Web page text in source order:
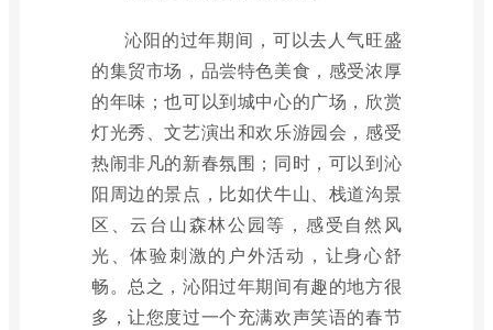
沁阳的过年期间，可以去人气旺盛
的集贸市场，品尝特色美食，感受浓厚
的年味；也可以到城中心的广场，欣赏
灯光秀、文艺演出和欢乐游园会，感受
热闹非凡的新春氛围；同时，可以到沁
阳周边的景点，比如伏牛山、栈道沟景
区、云台山森林公园等，感受自然风
光、体验刺激的户外活动，让身心舒
畅。总之，沁阳过年期间有趣的地方很
多，让您度过一个充满欢声笑语的春节